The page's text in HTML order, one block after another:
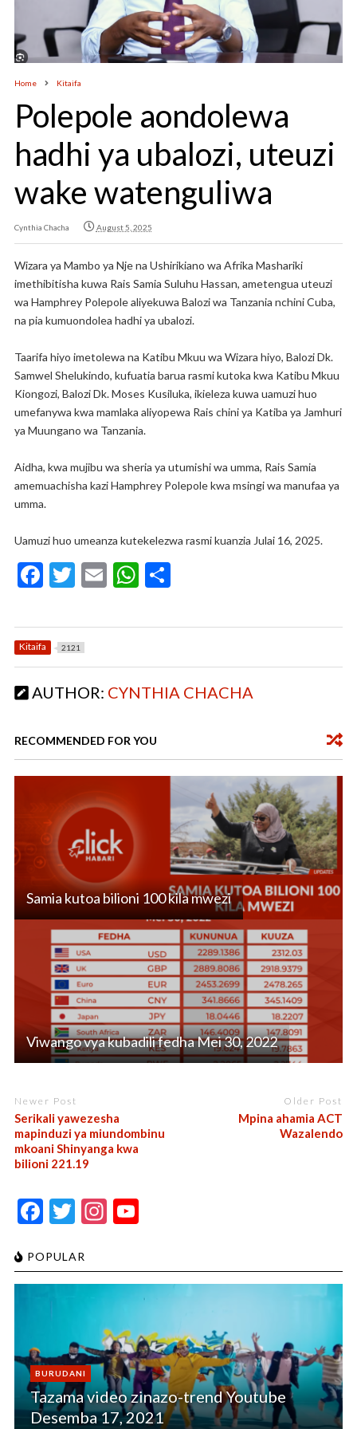
Home Kitaifa
Polepole aondolewa
hadhi ya ubalozi, uteuzi
wake watenguliwa
Cynthia Chacha August 5, 2025
Wizara ya Mambo ya Nje na Ushirikiano wa Afrika Mashariki
imethibitisha kuwa Rais Samia Suluhu Hassan, ametengua uteuzi
wa Hamphrey Polepole aliyekuwa Balozi wa Tanzania nchini Cuba,
na pia kumuondolea hadhi ya ubalozi.
Taarifa hiyo imetolewa na Katibu Mkuu wa Wizara hiyo, Balozi Dk.
Samwel Shelukindo, kufuatia barua rasmi kutoka kwa Katibu Mkuu
Kiongozi, Balozi Dk. Moses Kusiluka, ikieleza kuwa uamuzi huo
umefanywa kwa mamlaka aliyopewa Rais chini ya Katiba ya Jamhuri
ya Muungano wa Tanzania.
Aidha, kwa mujibu wa sheria ya utumishi wa umma, Rais Samia
amemuachisha kazi Hamphrey Polepole kwa msingi wa manufaa ya
umma.
Uamuzi huo umeanza kutekelezwa rasmi kuanzia Julai 16, 2025.
F
e
b
o
o
T
itt
er
E
ai
W
at
A
p
S
ar
Kitaifa 2121
AUTHOR: CYNTHIA CHACHA
RECOMMENDED FOR YOU
Samia kutoa bilioni 100 kila mwezi
Viwango vya kubadili fedha Mei 30, 2022
Newer Post
Serikali yawezesha
mapinduzi ya miundombinu
mkoani Shinyanga kwa
bilioni 221.19
Older Post
Mpina ahamia ACT
Wazalendo
F
ac
e
b
o
k
T
w
itt
er
In
st
gr
a
m
Y
o
T
u
b
e
C
h
POPULAR
BURUDANI
Tazama video zinazo-trend Youtube
Desemba 17, 2021